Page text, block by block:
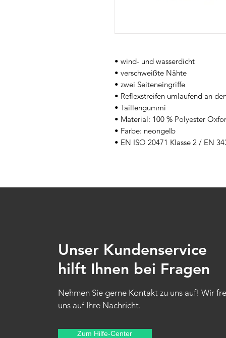
• wind- und wasserdicht
• verschweißte Nähte
• zwei Seiteneingriffe
• Reflexstreifen umlaufend an
• Taillengummi
• Material: 100 % Polyester
• Farbe: neongelb
• EN ISO 20471 Klasse 2 / EN
Unser Kundenservice
hilft Ihnen bei Fragen
Nehmen Sie gerne Kontakt zu uns auf! Wir
uns auf Ihre Nachricht.
Zum Hilfe-Center